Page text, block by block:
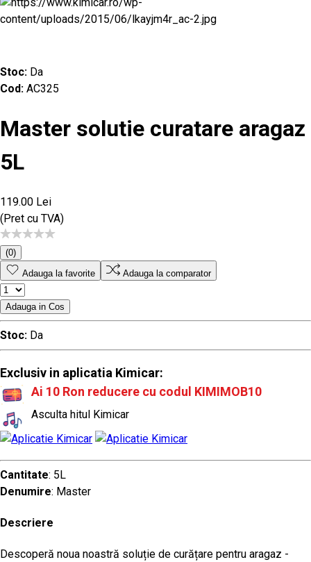
Stoc: Da
Cod: AC325
Master solutie curatare aragaz
5L
119.00 Lei
(Pret cu TVA)
(0)
Adauga la favorite
Adauga la comparator
Adauga in Cos
Stoc: Da
Exclusiv in aplicatia Kimicar:
Ai 10 Ron reducere cu codul KIMIMOB10
Asculta hitul Kimicar
Cantitate: 5L
Denumire: Master
Descriere
Descoperă noua noastră soluție de curățare pentru aragaz -